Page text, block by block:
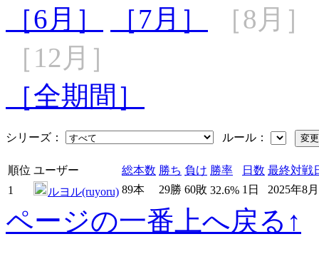
［6月］
［7月］
［8月］
［12月］
［全期間］
シリーズ： ルール：
順位 ユーザー 総本数 勝ち 負け 勝率 日数 最終対戦
1
ルヨル(ruyoru) 89本 29勝 60敗 32.6% 1日 2025年8
ページの一番上へ戻る↑